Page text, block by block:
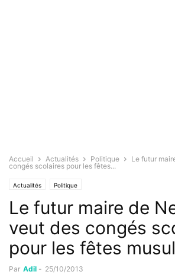
Accueil Actualités Politique
Le futur
congés scolaires pour les fêtes...
Actualités Politique
Le futur maire de
veut des congés
pour les fêtes
Par Adil - 25/10/2013